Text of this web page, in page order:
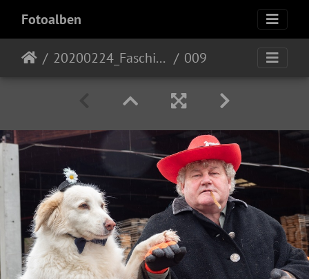
Fotoalben
20200224_Faschingszug 009